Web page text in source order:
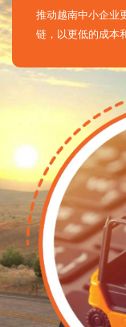
推动越南中小企业
链，以更低的成本